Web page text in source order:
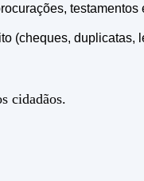
testamentos
(cheques, duplicatas,
cidadãos.